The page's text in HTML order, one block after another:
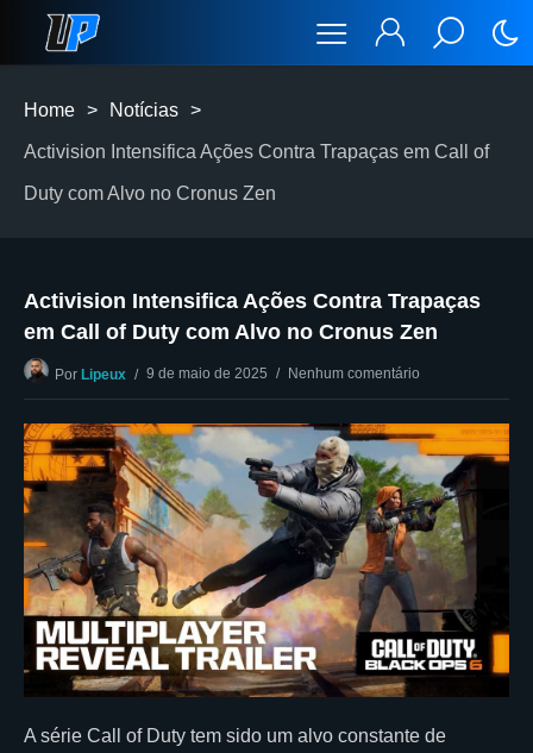
Home > Notícias >
Activision Intensifica Ações Contra Trapaças em Call of
Duty com Alvo no Cronus Zen
Activision Intensifica Ações Contra Trapaças
em Call of Duty com Alvo no Cronus Zen
Por Lipeux 9 de maio de 2025 Nenhum comentário
A série Call of Duty tem sido um alvo constante de